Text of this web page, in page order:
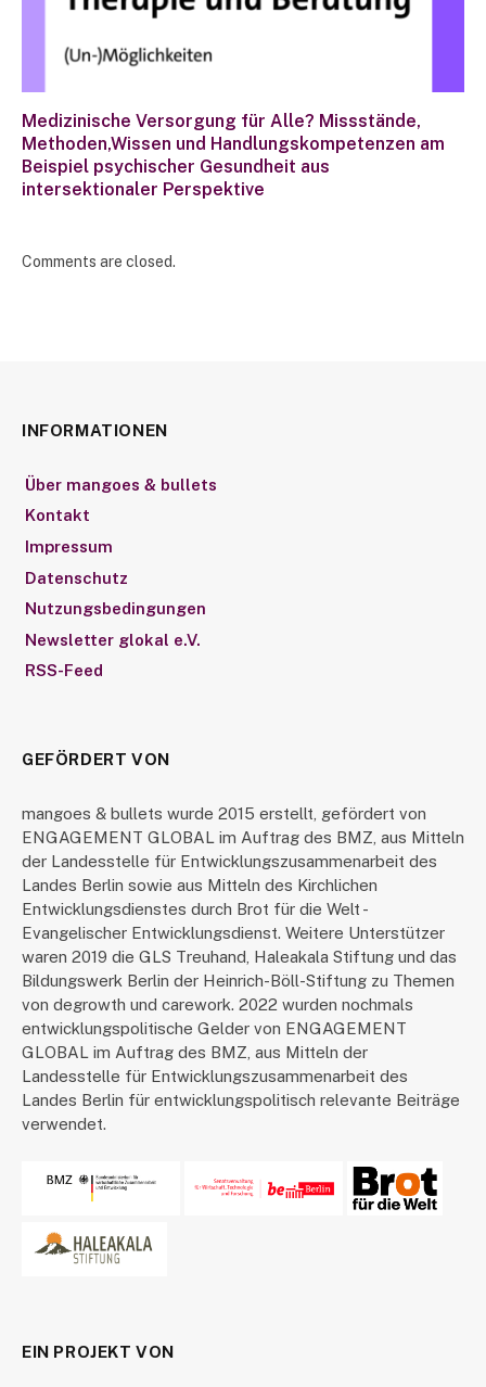
Medizinische Versorgung für Alle? Missstände,
Methoden,Wissen und Handlungskompetenzen am
Beispiel psychischer Gesundheit aus
intersektionaler Perspektive
Comments are closed.
INFORMATIONEN
Über mangoes & bullets
Kontakt
Impressum
Datenschutz
Nutzungsbedingungen
Newsletter glokal e.V.
RSS-Feed
GEFÖRDERT VON
mangoes & bullets wurde 2015 erstellt, gefördert von
ENGAGEMENT GLOBAL im Auftrag des BMZ, aus Mitteln
der Landesstelle für Entwicklungszusammenarbeit des
Landes Berlin sowie aus Mitteln des Kirchlichen
Entwicklungsdienstes durch Brot für die Welt -
Evangelischer Entwicklungsdienst. Weitere Unterstützer
waren 2019 die GLS Treuhand, Haleakala Stiftung und das
Bildungswerk Berlin der Heinrich-Böll-Stiftung zu Themen
von degrowth und carework. 2022 wurden nochmals
entwicklungspolitische Gelder von ENGAGEMENT
GLOBAL im Auftrag des BMZ, aus Mitteln der
Landesstelle für Entwicklungszusammenarbeit des
Landes Berlin für entwicklungspolitisch relevante Beiträge
verwendet.
EIN PROJEKT VON